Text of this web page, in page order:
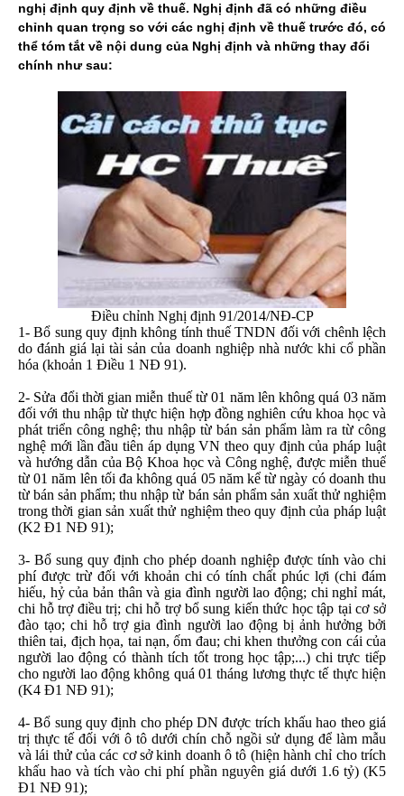
nghị định quy định về thuế. Nghị định đã có những điều
chỉnh quan trọng so với các nghị định về thuế trước đó, có
thể tóm tắt về nội dung của Nghị định và những thay đổi
chính như sau:
Điều chỉnh Nghị định 91/2014/NĐ-CP
1- Bổ sung quy định không tính thuế TNDN đối với chênh lệch
do đánh giá lại tài sản của doanh nghiệp nhà nước khi cổ phần
hóa (khoản 1 Điều 1 NĐ 91).
2- Sửa đổi thời gian miễn thuế từ 01 năm lên không quá 03 năm
đối với thu nhập từ thực hiện hợp đồng nghiên cứu khoa học và
phát triển công nghệ; thu nhập từ bán sản phẩm làm ra từ công
nghệ mới lần đầu tiên áp dụng VN theo quy định của pháp luật
và hướng dẫn của Bộ Khoa học và Công nghệ, được miễn thuế
từ 01 năm lên tối đa không quá 05 năm kể từ ngày có doanh thu
từ bán sản phẩm; thu nhập từ bán sản phẩm sản xuất thử nghiệm
trong thời gian sản xuất thử nghiệm theo quy định của pháp luật
(K2 Đ1 NĐ 91);
3- Bổ sung quy định cho phép doanh nghiệp được tính vào chi
phí được trừ đối với khoản chi có tính chất phúc lợi (chi đám
hiếu, hỷ của bản thân và gia đình người lao động; chi nghỉ mát,
chi hỗ trợ điều trị; chi hỗ trợ bổ sung kiến thức học tập tại cơ sở
đào tạo; chi hỗ trợ gia đình người lao động bị ảnh hưởng bởi
thiên tai, địch họa, tai nạn, ốm đau; chi khen thưởng con cái của
người lao động có thành tích tốt trong học tập;...) chi trực tiếp
cho người lao động không quá 01 tháng lương thực tế thực hiện
(K4 Đ1 NĐ 91);
4- Bổ sung quy định cho phép DN được trích khấu hao theo giá
trị thực tế đối với ô tô dưới chín chỗ ngồi sử dụng để làm mẫu
và lái thử của các cơ sở kinh doanh ô tô (hiện hành chỉ cho trích
khấu hao và tích vào chi phí phần nguyên giá dưới 1.6 tỷ) (K5
Đ1 NĐ 91);